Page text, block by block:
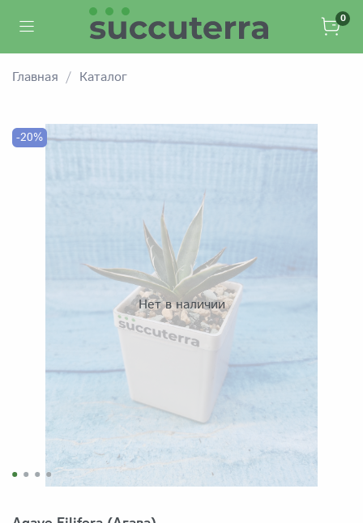
0
Главная Каталог
Нет в наличии
-20%